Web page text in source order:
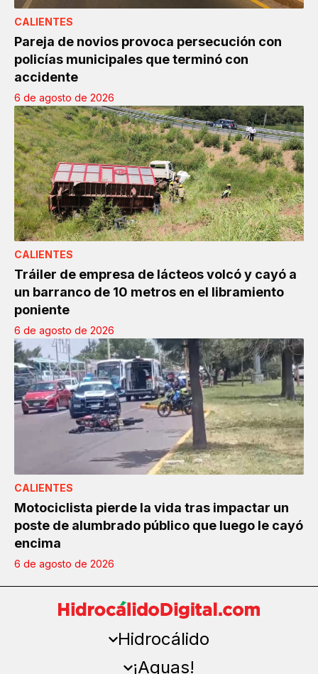
CALIENTES
Pareja de novios provoca persecución con
policías municipales que terminó con
accidente
6 de agosto de 2026
CALIENTES
Tráiler de empresa de lácteos volcó y cayó a
un barranco de 10 metros en el libramiento
poniente
6 de agosto de 2026
CALIENTES
Motociclista pierde la vida tras impactar un
poste de alumbrado público que luego le cayó
encima
6 de agosto de 2026
Hidrocálido
¡Aguas!